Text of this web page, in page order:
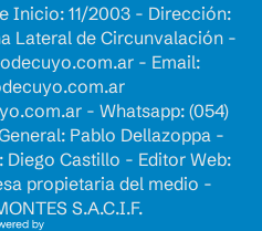
Inicio: 11/2003 - Dirección:
Lateral de Circunvalación -
- Email:
- Whatsapp: (054)
Pablo Dellazoppa -
Castillo - Editor Web:
propietaria del medio -
S.A.C.I.F.